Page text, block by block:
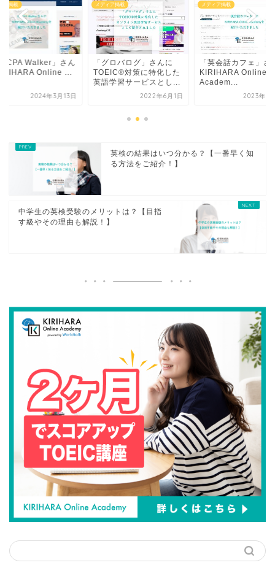
ア掲載
Walker」さん
Online ...
2024年3月13日
メディア掲載
「グロバログ」さんに
TOEIC®対策に特化した
英語学習サービスとし...
2022年6月1日
メディア掲載
「英会話カフェ」さ
KIRIHARA Online
Academ...
2023年10
英検の結果はいつ分かる？【一番早く知
る方法をご紹介！】
中学生の英検受験のメリットは？【目指
す級やその理由も解説！】